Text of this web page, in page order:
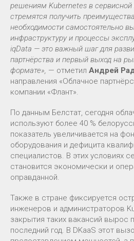
решениям Kubernetes в
стремятся получить
необходимости самостоятельно
инфраструктуру и процессы
iqData — это важный шаг для
партнёрства и первый выход на
формате», — отметил Андрей
направления «Облачное
компании «Флант».
По данным Белстат, сегодня
используют более 40 %
показатель увеличивается на
оборудования и дефицита
специалистов. В этих условиях
становится экономически и
оправданной.
Также в стране фиксируется
инженеров и администраторов
закрытия таких вакансий вырос
последний год. В DKaaS этот